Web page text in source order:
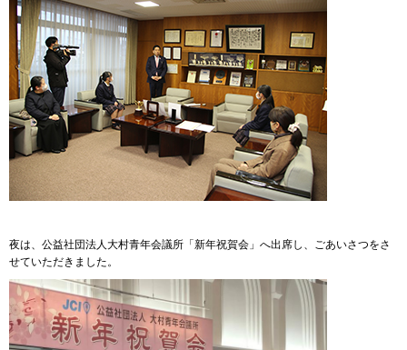
夜は、公益社団法人大村青年会議所「新年祝賀会」へ出席し、ごあいさつをさ
せていただきました。